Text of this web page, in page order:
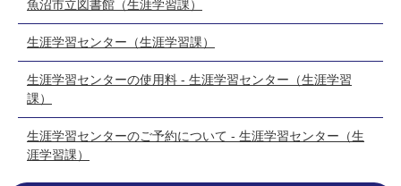
魚沼市立図書館（生涯学習課）
生涯学習センター（生涯学習課）
生涯学習センターの使用料 - 生涯学習センター（生涯学習
課）
生涯学習センターのご予約について - 生涯学習センター（生
涯学習課）